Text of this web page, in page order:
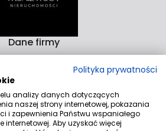
Dane firmy
Wiśniewscy Nieruchomości
14-15D 82-300 Elbląg
4/9 82-200 Malbork
Kontakt
Polityka prywatności
analizy danych dotyczących
naszej strony internetowej, pokazania
i zapewnienia Państwu wspaniałego
Aby uzyskać więcej